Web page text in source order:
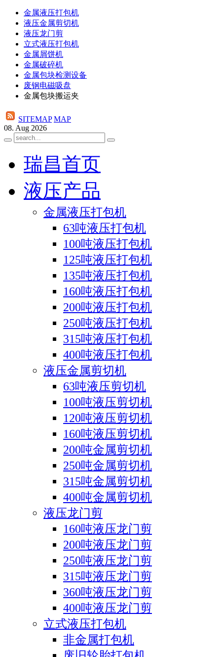
金属液压打包机
液压金属剪切机
液压龙门剪
立式液压打包机
金属屑饼机
金属破碎机
金属包块检测设备
废钢电磁吸盘
金属包块搬运夹
SITEMAP MAP
08. Aug 2026
瑞昌首页
液压产品
金属液压打包机
63吨液压打包机
100吨液压打包机
125吨液压打包机
135吨液压打包机
160吨液压打包机
200吨液压打包机
250吨液压打包机
315吨液压打包机
400吨液压打包机
液压金属剪切机
63吨液压剪切机
100吨液压剪切机
120吨液压剪切机
160吨液压剪切机
200吨金属剪切机
250吨金属剪切机
315吨金属剪切机
400吨金属剪切机
液压龙门剪
160吨液压龙门剪
200吨液压龙门剪
250吨液压龙门剪
315吨液压龙门剪
360吨液压龙门剪
400吨液压龙门剪
立式液压打包机
非金属打包机